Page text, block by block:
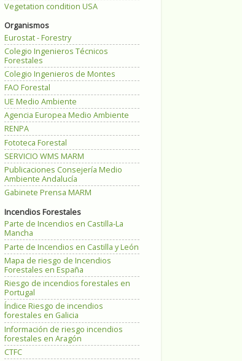
Vegetation condition USA
Organismos
Eurostat - Forestry
Colegio Ingenieros Técnicos
Forestales
Colegio Ingenieros de Montes
FAO Forestal
UE Medio Ambiente
Agencia Europea Medio Ambiente
RENPA
Fototeca Forestal
SERVICIO WMS MARM
Publicaciones Consejería Medio
Ambiente Andalucía
Gabinete Prensa MARM
Incendios Forestales
Parte de Incendios en Castilla-La
Mancha
Parte de Incendios en Castilla y León
Mapa de riesgo de Incendios
Forestales en España
Riesgo de incendios forestales en
Portugal
Índice Riesgo de incendios
forestales en Galicia
Información de riesgo incendios
forestales en Aragón
CTFC